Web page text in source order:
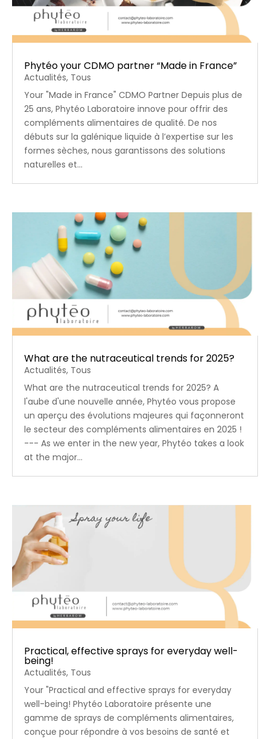
Phytéo your CDMO partner “Made in France”
Actualités, Tous
Your "Made in France" CDMO Partner Depuis plus de
25 ans, Phytéo Laboratoire innove pour offrir des
compléments alimentaires de qualité. De nos
débuts sur la galénique liquide à l’expertise sur les
formes sèches, nous garantissons des solutions
naturelles et...
What are the nutraceutical trends for 2025?
Actualités, Tous
What are the nutraceutical trends for 2025? A
l'aube d'une nouvelle année, Phytéo vous propose
un aperçu des évolutions majeures qui façonneront
le secteur des compléments alimentaires en 2025 !
--- As we enter in the new year, Phytéo takes a look
at the major...
Practical, effective sprays for everyday well-
being!
Actualités, Tous
Your "Practical and effective sprays for everyday
well-being! Phytéo Laboratoire présente une
gamme de sprays de compléments alimentaires,
conçue pour répondre à vos besoins de santé et